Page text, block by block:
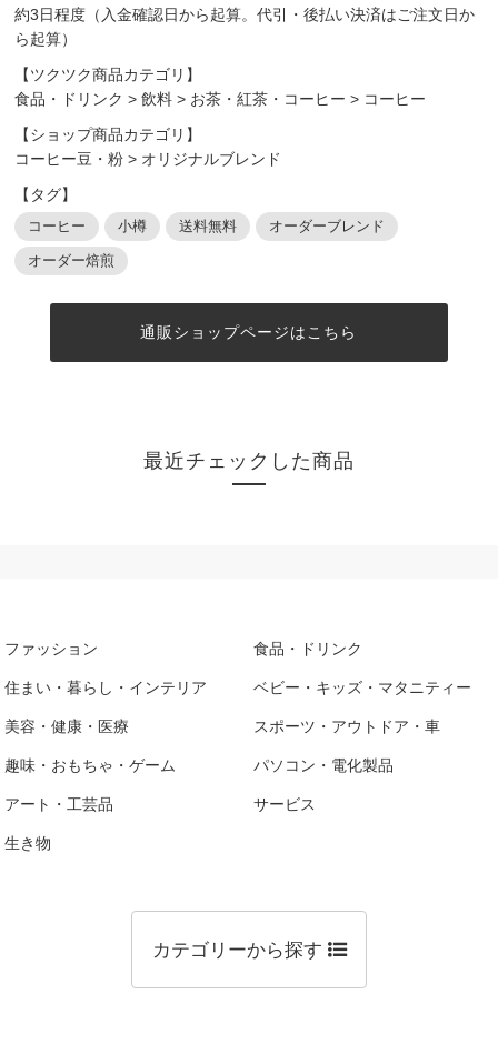
約3日程度（入金確認日から起算。代引・後払い決済はご注文日か
ら起算）
【ツクツク商品カテゴリ】
食品・ドリンク >飲料 > お茶・紅茶・コーヒー > コーヒー
【ショップ商品カテゴリ】
コーヒー豆・粉 > オリジナルブレンド
【タグ】
コーヒー 小樽 送料無料 オーダーブレンド
オーダー焙煎
通販ショップページはこちら
最近チェックした商品
ファッション 食品・ドリンク
住まい・暮らし・インテリア ベビー・キッズ・マタニティー
美容・健康・医療 スポーツ・アウトドア・車
趣味・おもちゃ・ゲーム パソコン・電化製品
アート・工芸品 サービス
生き物
カテゴリーから探す